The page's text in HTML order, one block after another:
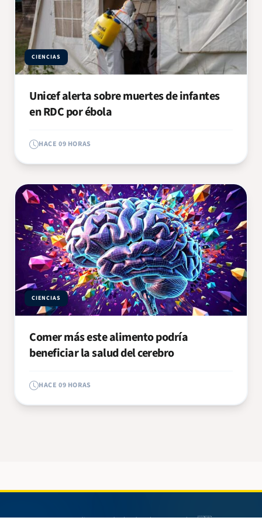
CIENCIAS
Unicef alerta sobre muertes de infantes
en RDC por ébola
HACE 09 HORAS
CIENCIAS
Comer más este alimento podría
beneficiar la salud del cerebro
HACE 09 HORAS